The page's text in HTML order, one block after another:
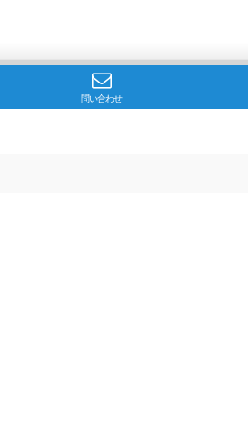
問い合わせ